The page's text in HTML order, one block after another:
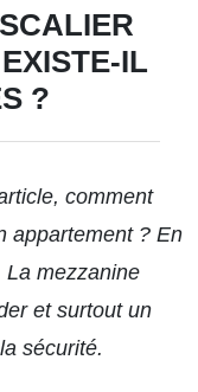
IL
?
comment
appartement? En
La mezzanine
et surtout un
sécurité.